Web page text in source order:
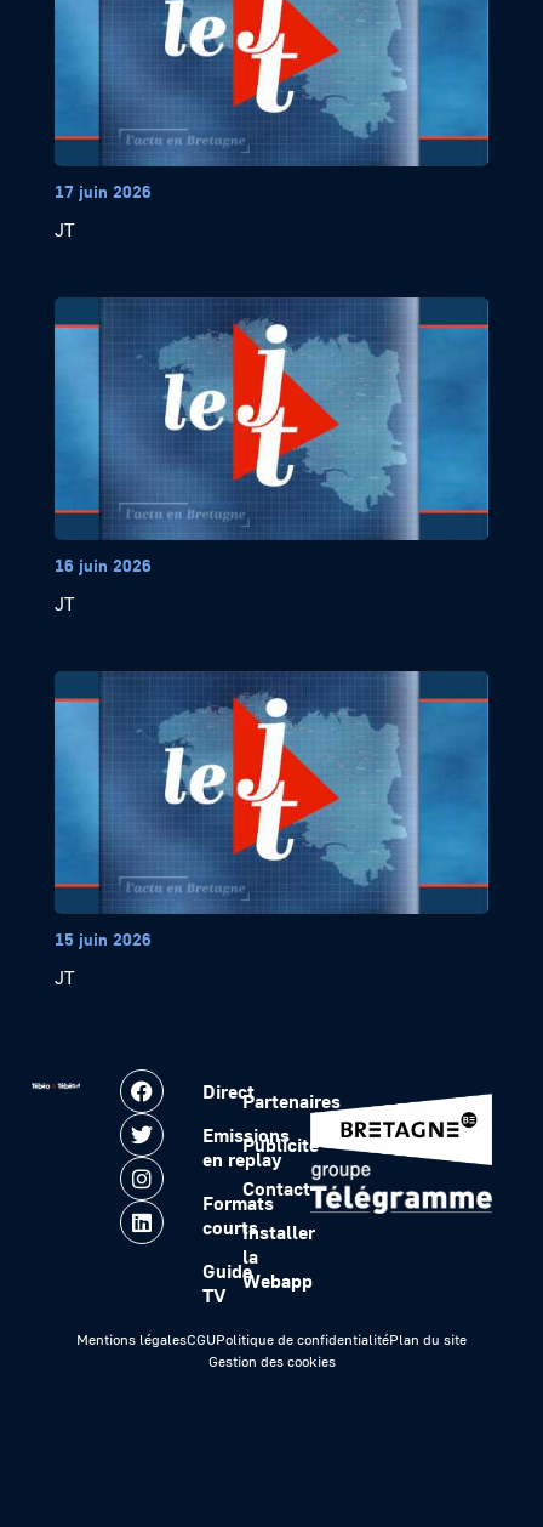
17 juin 2026
JT
16 juin 2026
JT
15 juin 2026
JT
Direct
Emissions
en replay
Formats
courts
Guide
TV
Partenaires
Publicité
Contact
Installer
la
Webapp
Mentions légalesCGUPolitique de confidentialitéPlan du site
Gestion des cookies